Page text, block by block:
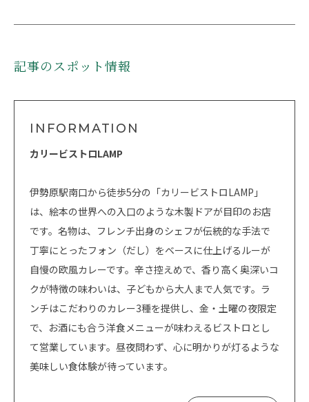
記事のスポット情報
INFORMATION
カリービストロLAMP
伊勢原駅南口から徒歩5分の「カリービストロLAMP」
は、絵本の世界への入口のような木製ドアが目印のお店
です。名物は、フレンチ出身のシェフが伝統的な手法で
丁寧にとったフォン（だし）をベースに仕上げるルーが
自慢の欧風カレーです。辛さ控えめで、香り高く奥深いコ
クが特徴の味わいは、子どもから大人まで人気です。ラ
ンチはこだわりのカレー3種を提供し、金・土曜の夜限定
で、お酒にも合う洋食メニューが味わえるビストロとし
て営業しています。昼夜問わず、心に明かりが灯るような
美味しい食体験が待っています。